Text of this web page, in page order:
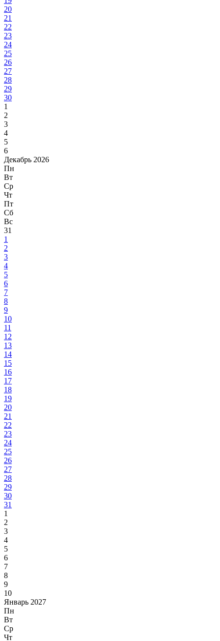
20
21
22
23
24
25
26
27
28
29
30
1
2
3
4
5
6
Декабрь 2026
Пн
Вт
Ср
Чт
Пт
Сб
Вс
31
1
2
3
4
5
6
7
8
9
10
11
12
13
14
15
16
17
18
19
20
21
22
23
24
25
26
27
28
29
30
31
1
2
3
4
5
6
7
8
9
10
Январь 2027
Пн
Вт
Ср
Чт